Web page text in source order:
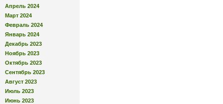
Апрель 2024
Март 2024
Февраль 2024
Январь 2024
Декабрь 2023
Ноябрь 2023
Октябрь 2023
Сентябрь 2023
Август 2023
Июль 2023
Июнь 2023